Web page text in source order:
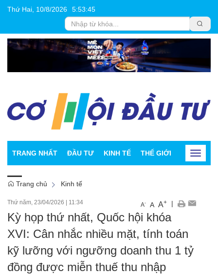
Thứ Hai, 10/8/2026 5:53:45
TRANG NHẤT ĐẦU TƯ KINH TẾ THẾ GIỚI CHỨNG
Toggle
Trang chủ Kinh tế
Thứ năm, 23/04/2026 | 11:34 A- A A+ |
Kỳ họp thứ nhất, Quốc hội khóa
XVI: Cân nhắc nhiều mặt, tính toán
kỹ lưỡng với ngưỡng doanh thu 1 tỷ
đồng được miễn thuế thu nhập